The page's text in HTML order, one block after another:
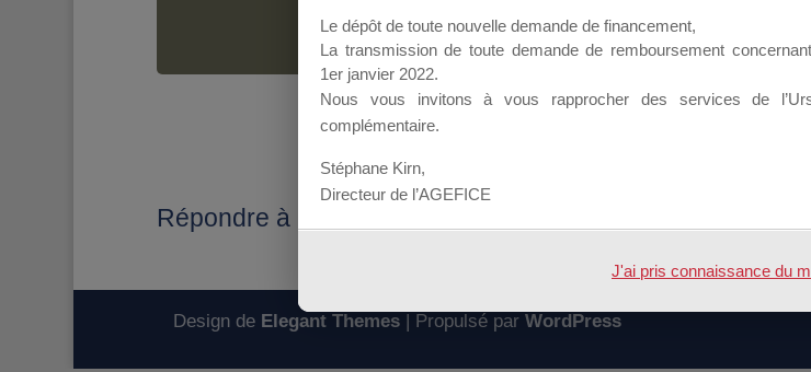
Répondre à : Mallette du dirigeant
Design de Elegant Themes| Propulsé par WordPress
Le dépôt de toute nouvelle demande de financement,
La transmission de toute demande de remboursement
1er janvier 2022.
Nous vous invitons à vous rapprocher des services de
complémentaire.
Stéphane Kirn,
Directeur de l’AGEFICE
J'ai pris connaissance du